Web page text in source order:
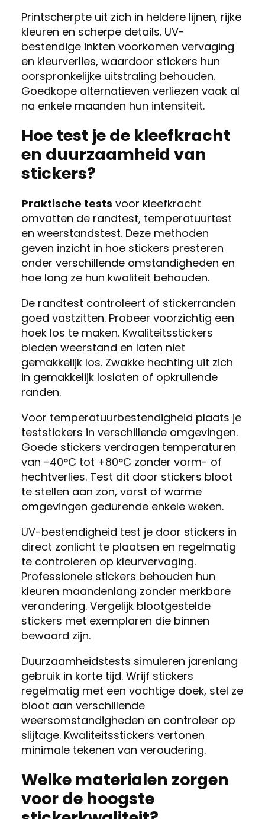
Printscherpte uit zich in heldere lijnen, rijke
kleuren en scherpe details. UV-
bestendige inkten voorkomen vervaging
en kleurverlies, waardoor stickers hun
oorspronkelijke uitstraling behouden.
Goedkope alternatieven verliezen vaak al
na enkele maanden hun intensiteit.
Hoe test je de kleefkracht
en duurzaamheid van
stickers?
Praktische tests voor kleefkracht
omvatten de randtest, temperatuurtest
en weerstandstest. Deze methoden
geven inzicht in hoe stickers presteren
onder verschillende omstandigheden en
hoe lang ze hun kwaliteit behouden.
De randtest controleert of stickerranden
goed vastzitten. Probeer voorzichtig een
hoek los te maken. Kwaliteitsstickers
bieden weerstand en laten niet
gemakkelijk los. Zwakke hechting uit zich
in gemakkelijk loslaten of opkrullende
randen.
Voor temperatuurbestendigheid plaats je
teststickers in verschillende omgevingen.
Goede stickers verdragen temperaturen
van -40°C tot +80°C zonder vorm- of
hechtverlies. Test dit door stickers bloot
te stellen aan zon, vorst of warme
omgevingen gedurende enkele weken.
UV-bestendigheid test je door stickers in
direct zonlicht te plaatsen en regelmatig
te controleren op kleurvervaging.
Professionele stickers behouden hun
kleuren maandenlang zonder merkbare
verandering. Vergelijk blootgestelde
stickers met exemplaren die binnen
bewaard zijn.
Duurzaamheidstests simuleren jarenlang
gebruik in korte tijd. Wrijf stickers
regelmatig met een vochtige doek, stel ze
bloot aan verschillende
weersomstandigheden en controleer op
slijtage. Kwaliteitsstickers vertonen
minimale tekenen van veroudering.
Welke materialen zorgen
voor de hoogste